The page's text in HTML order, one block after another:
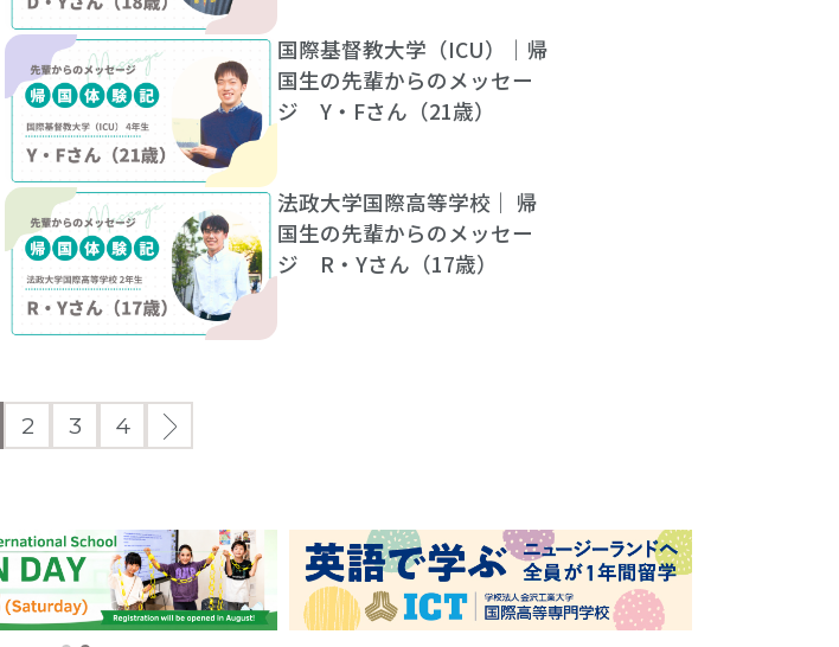
国際基督教大学（ICU）｜帰
国生の先輩からのメッセー
ジ Y・Fさん（21歳）
法政大学国際高等学校｜ 帰
国生の先輩からのメッセー
ジ R・Yさん（17歳）
2 3 4